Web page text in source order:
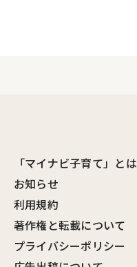
「マイナビ子育て」とは
お知らせ
利用規約
著作権と転載について
プライバシーポリシー